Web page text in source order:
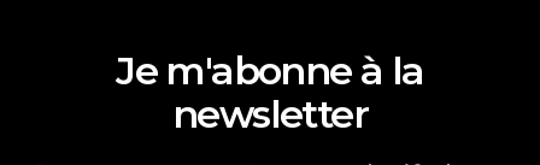
Je m'abonne à la
newsletter